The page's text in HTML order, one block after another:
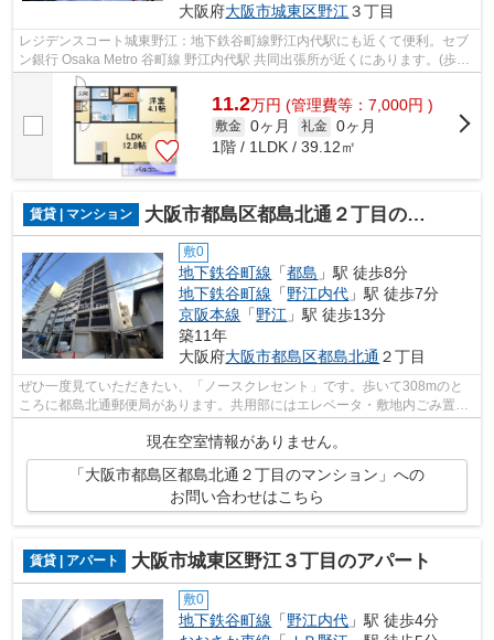
大阪府大阪市城東区野江 ３丁目
レジデンスコート城東野江：地下鉄谷町線野江内代駅にも近くて便利。セブ
ン銀行 Osaka Metro 谷町線 野江内代駅 共同出張所が近くにあります。(歩い
て徒歩6分)。内装もきれいな一押し...
11.2万円 (管理費等：7,000円 )
敷金 0ヶ月 礼金 0ヶ月
1階 / 1LDK / 39.12㎡
賃貸 | マンション 大阪市都島区都島北通２丁目のマンション
敷0
地下鉄谷町線 「都島 」駅 徒歩8分
地下鉄谷町線 「野江内代 」駅 徒歩7分
京阪本線 「野江 」駅 徒歩13分
築11年
大阪府大阪市都島区都島北通 ２丁目
ぜひ一度見ていただきたい、「ノースクレセント」です。歩いて308mのと
ころに都島北通郵便局があります。共用部にはエレベータ・敷地内ごみ置き
現在空室情報がありません。
「大阪市都島区都島北通２丁目のマンション」への
お問い合わせはこちら
賃貸 | アパート 大阪市城東区野江３丁目のアパート
敷0
地下鉄谷町線 「野江内代 」駅 徒歩4分